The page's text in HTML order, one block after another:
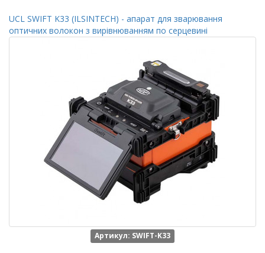
UCL SWIFT K33 (ILSINTECH) - апарат для зварювання
оптичних волокон з вирівнюванням по серцевині
Артикул: SWIFT-K33